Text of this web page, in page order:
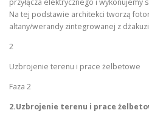
Na tej podstawie architekci tworzą
altany/werandy zintegrowanej z
2
Uzbrojenie terenu i prace żelbetowe
Faza 2
2.Uzbrojenie terenu i prace